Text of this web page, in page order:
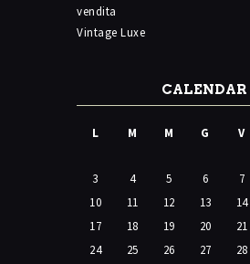
vendita
Vintage Luxe
CALENDAR
L M M G V
3
4 5 6 7
10
11 12 13 14
17
18 19 20 21
24
25 26 27 28